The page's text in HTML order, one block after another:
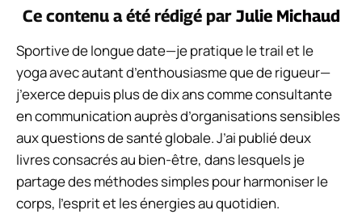
Ce contenu a été rédigé par Julie Michaud
Sportive de longue date—je pratique le trail et le
yoga avec autant d’enthousiasme que de rigueur—
j’exerce depuis plus de dix ans comme consultante
en communication auprès d’organisations sensibles
aux questions de santé globale. J’ai publié deux
livres consacrés au bien-être, dans lesquels je
partage des méthodes simples pour harmoniser le
corps, l’esprit et les énergies au quotidien.